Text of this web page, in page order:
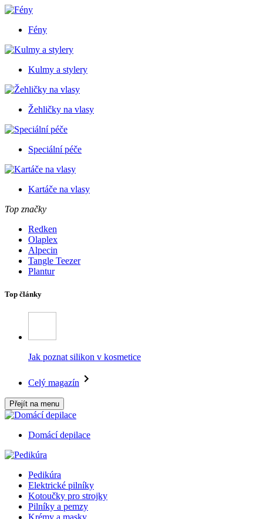
Fény
Kulmy a stylery
Žehličky na vlasy
Speciální péče
Kartáče na vlasy
Top značky
Redken
Olaplex
Alpecin
Tangle Teezer
Plantur
Top články
Jak poznat silikon v kosmetice
Celý magazín
Přejít na menu
Domácí depilace
Pedikúra
Elektrické pilníky
Kotoučky pro strojky
Pilníky a pemzy